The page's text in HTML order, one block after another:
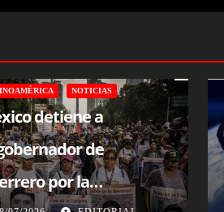
NOTICIAS
detiene a
de
por la